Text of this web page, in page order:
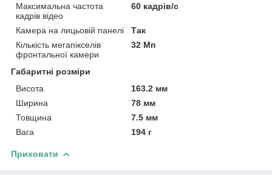
Максимальна частота
кадрів відео
60 кадрів/с
Камера на лицьовій панелі
Так
Кількість мегапікселів
фронтальної камери
32 Мп
Габаритні розміри
Висота
163.2 мм
Ширина
78 мм
Товщина
7.5 мм
Вага
194 г
Приховати